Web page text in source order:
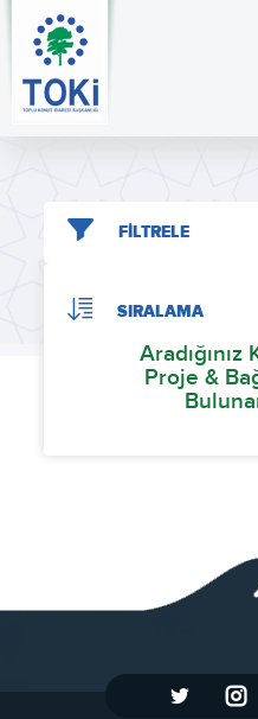
FİLTRELE
SIRALAMA
Proje &